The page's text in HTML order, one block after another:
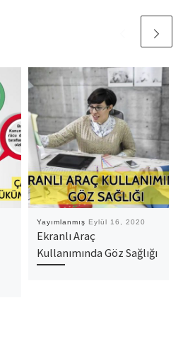
Yayımlanmış Eylül 16, 2020
Ekranlı Araç
Kullanımında Göz Sağlığı